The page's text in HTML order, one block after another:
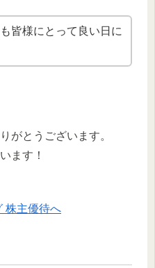
皆様にとって良い日に
がとうございます。
ます！